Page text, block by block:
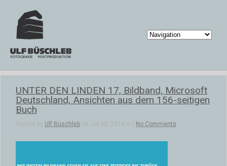
UNTER DEN LINDEN 17, Bildband, Microsoft
Deutschland, Ansichten aus dem 156-seitigen
Buch
Posted by Ulf Büschleb on Jul 30, 2014 in | No Comments